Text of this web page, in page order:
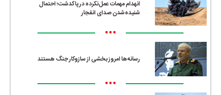
انهدام مهمات عمل‌نکرده در پاکدشت؛ احتمال
شنیده‌شدن صدای انفجار
•••
رسانه‌ها امروز بخشی از سازوکار جنگ هستند
•••